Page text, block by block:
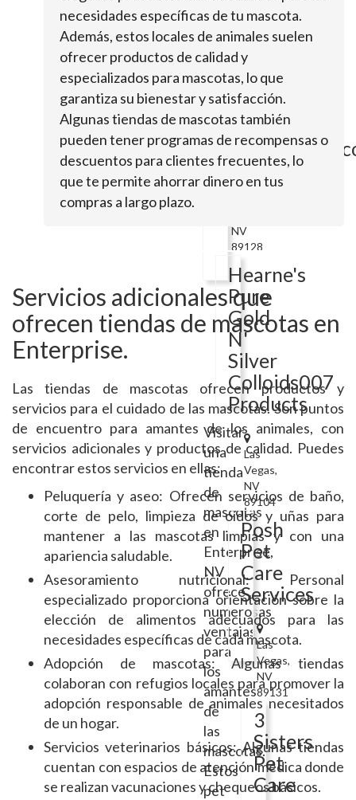
2675
W
Arby
AveLas
Vegas,
NV
89119
NV
89128
Hearne's
Pure
Gold
N'
Silver
Colloids007
Products
Las
Vegas,
NV
89104
Posh
Pet
Care
Services
Las
Vegas,
NV
89131
3
Sisters
Pet
Care
Visitar
una
tienda
de
mascotas
en
Enterprise,
NV
ofrece
numerosas
ventajas
para
los
amantes
de
las
mascotas.
Estos
pet
necesidades específicas de tu mascota.
Además, estos locales de animales suelen
ofrecer productos de calidad y
especializados para mascotas, lo que
garantiza su bienestar y satisfacción.
Algunas tiendas de mascotas también
pueden tener programas de recompensas o
descuentos para clientes frecuentes, lo
que te permite ahorrar dinero en tus
compras a largo plazo.
Servicios adicionales que
ofrecen tiendas de mascotas en
Enterprise.
Las tiendas de mascotas ofrecen productos y
servicios para el cuidado de las mascotas. Son puntos
de encuentro para amantes de los animales, con
servicios adicionales y productos de calidad. Puedes
encontrar estos servicios en ellas:
Peluquería y aseo: Ofrecen servicios de baño,
corte de pelo, limpieza de oídos y uñas para
mantener a las mascotas limpias y con una
apariencia saludable.
Asesoramiento nutricional: Personal
especializado proporciona orientación sobre la
elección de alimentos adecuados para las
necesidades específicas de cada mascota.
Adopción de mascotas: Algunas tiendas
colaboran con refugios locales para promover la
adopción responsable de animales necesitados
de un hogar.
Servicios veterinarios básicos: Algunas tiendas
cuentan con espacios de atención médica donde
se realizan vacunaciones y chequeos básicos.